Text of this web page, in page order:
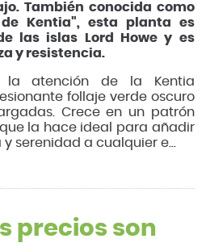
También conocida como
Kentia", esta planta es
las islas Lord Howe y es
y resistencia.
la atención de la Kentia
follaje verde oscuro
Crece en un patrón
la hace ideal para añadir
serenidad a cualquier e...
precios son